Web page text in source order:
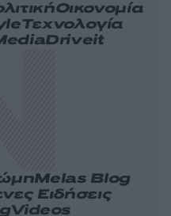
Οικονομία
Τεχνολογία
Driveit
Melas Blog
Ειδήσεις
Videos